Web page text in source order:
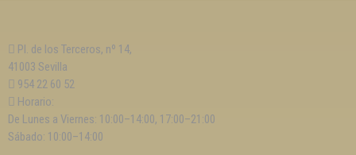
Asturias
Automovilismo, ciclismo y Motociclismo
Aviación y Aeronáutica
B
Pl. de los Terceros, nº 14,
41003 Sevilla
954 22 60 52
Horario:
De Lunes a Viernes: 10:00–14:00, 17:00–21:00
Sábado: 10:00–14:00